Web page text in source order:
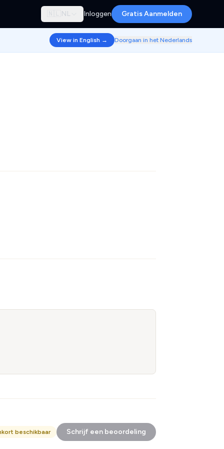
🇳🇱 NL Inloggen Gratis Aanmelden
View in English → Doorgaan in het Nederlands
beschikbaar Schrijf een beoordeling